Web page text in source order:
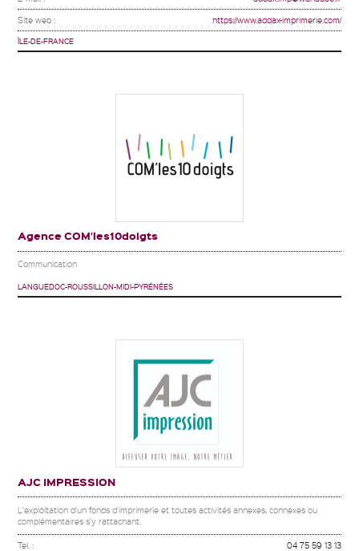
Site web : https://www.addax-imprimerie.com/
ÎLE-DE-FRANCE
Agence COM’les10doigts
Communication
LANGUEDOC-ROUSSILLON-MIDI-PYRÉNÉES
AJC IMPRESSION
L'exploitation d'un fonds d'imprimerie et toutes activités annexes, connexes ou
complémentaires s'y rattachant.
Tel. : 04 75 59 13 13